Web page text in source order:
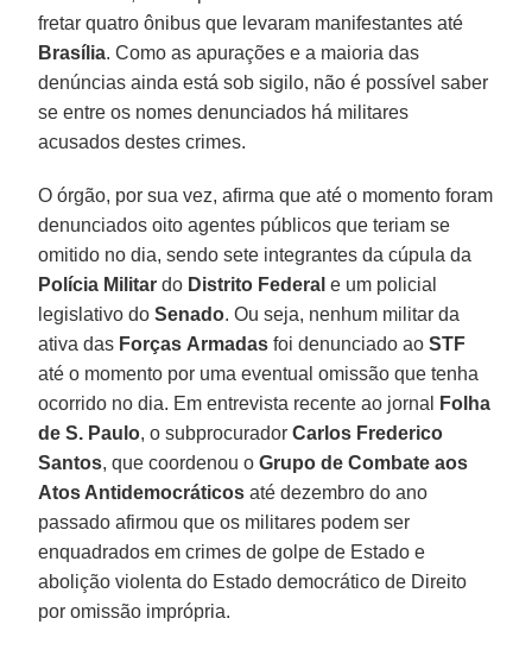
fretar quatro ônibus que levaram manifestantes até
Brasília. Como as apurações e a maioria das
denúncias ainda está sob sigilo, não é possível saber
se entre os nomes denunciados há militares
acusados destes crimes.
O órgão, por sua vez, afirma que até o momento foram
denunciados oito agentes públicos que teriam se
omitido no dia, sendo sete integrantes da cúpula da
Polícia Militar do Distrito Federal e um policial
legislativo doSenado. Ou seja, nenhum militar da
ativa das Forças Armadas foi denunciado aoSTF
até o momento por uma eventual omissão que tenha
ocorrido no dia. Em entrevista recente ao jornal
Folha
de S. Paulo, o subprocuradorCarlos Frederico
Santos, que coordenou oGrupo de Combate aos
Atos Antidemocráticos até dezembro do ano
passado afirmou que os militares podem ser
enquadrados em crimes de golpe de Estado e
abolição violenta do Estado democrático de Direito
por omissão imprópria.